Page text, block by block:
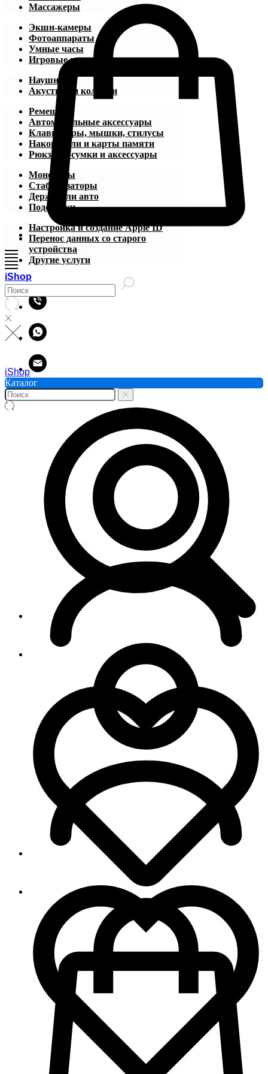
iShop
Массажеры
Экшн-камеры
Фотоаппараты
Умные часы
Игровые приставки
Наушники
Акустика и колонки
Ремешки
Автомобильные аксессуары
Клавиатуры, мышки, стилусы
Накопители и карты памяти
Рюкзаки, сумки и аксессуары
Моноподы
Стабилизаторы
Держатели авто
Подставки
Настройка и создание Apple ID
Перенос данных со старого
устройства
Другие услуги
iShop
Каталог